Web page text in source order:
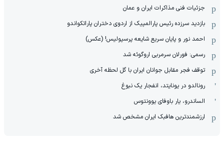
جزئیات فنی مذاکرات ایران و عمان
بازدید سرزده رئیس پارالمپیک از اردوی دختران پاراتکواندو
احمد نور و پایان سریع شایعه پرسپولیس! (عکس)
رسمی: فورلان سرمربی اروگوئه شد
توقف فجر مقابل جوانان ایران با گل لحظه آخری
رونالدو در یونایتد، انفجار یک نبوغ
الساندرو، یار باوفای یوونتوس
ارزشمندترین هافبک ایران مشخص شد